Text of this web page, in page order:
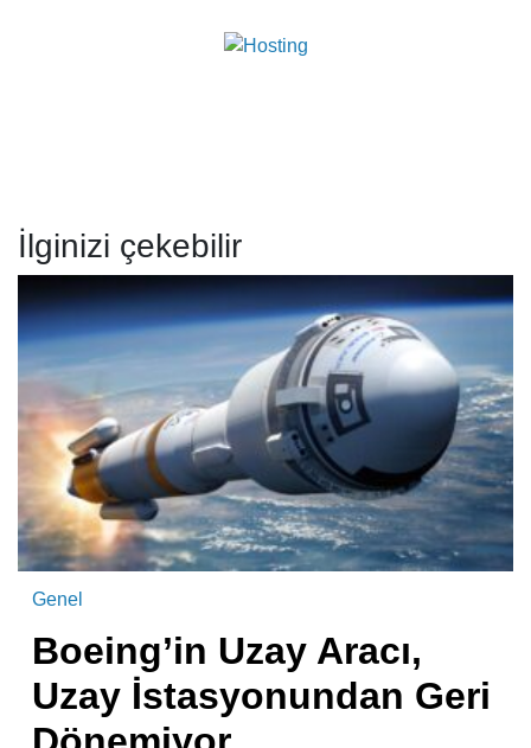
İlginizi çekebilir
Genel
Boeing’in Uzay Aracı,
Uzay İstasyonundan Geri